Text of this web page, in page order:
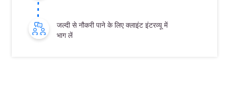
जल्दी से नौकरी पाने के लिए क्लाइंट इंटरव्यू में
भाग लें